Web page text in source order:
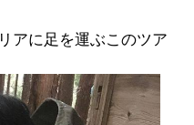
アに足を運ぶこのツア